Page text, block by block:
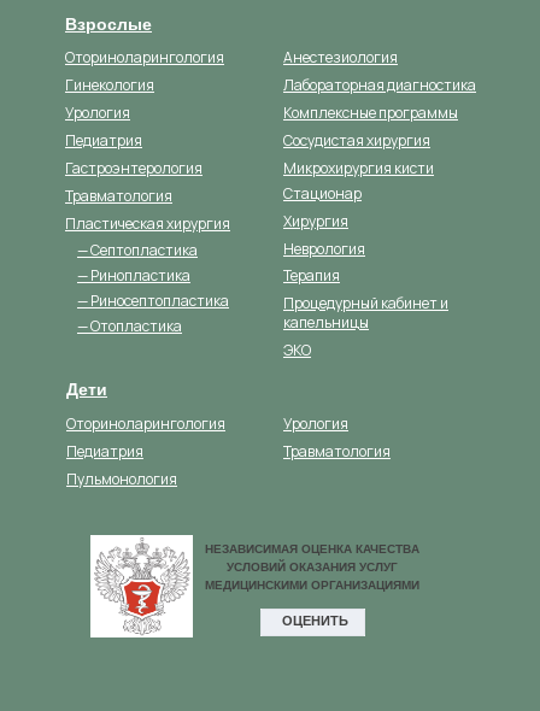
Взрослые
Оториноларингология
Гинекология
Урология
Урология
Педиатрия
Дети
Оториноларингология
Педиатрия
Пульмонология
Травматология
Гастроэнтерология
Травматология
Анестезиология
— Септопластика
— Ринопластика
— Риносептопластика
— Отопластика
Пластическая хирургия
Лабораторная диагностика
Стационар
Терапия
Комплексные программы
Хирургия
Процедурный кабинет и
капельницы
ЭКО
Сосудистая хирургия
Неврология
Микрохирургия кисти